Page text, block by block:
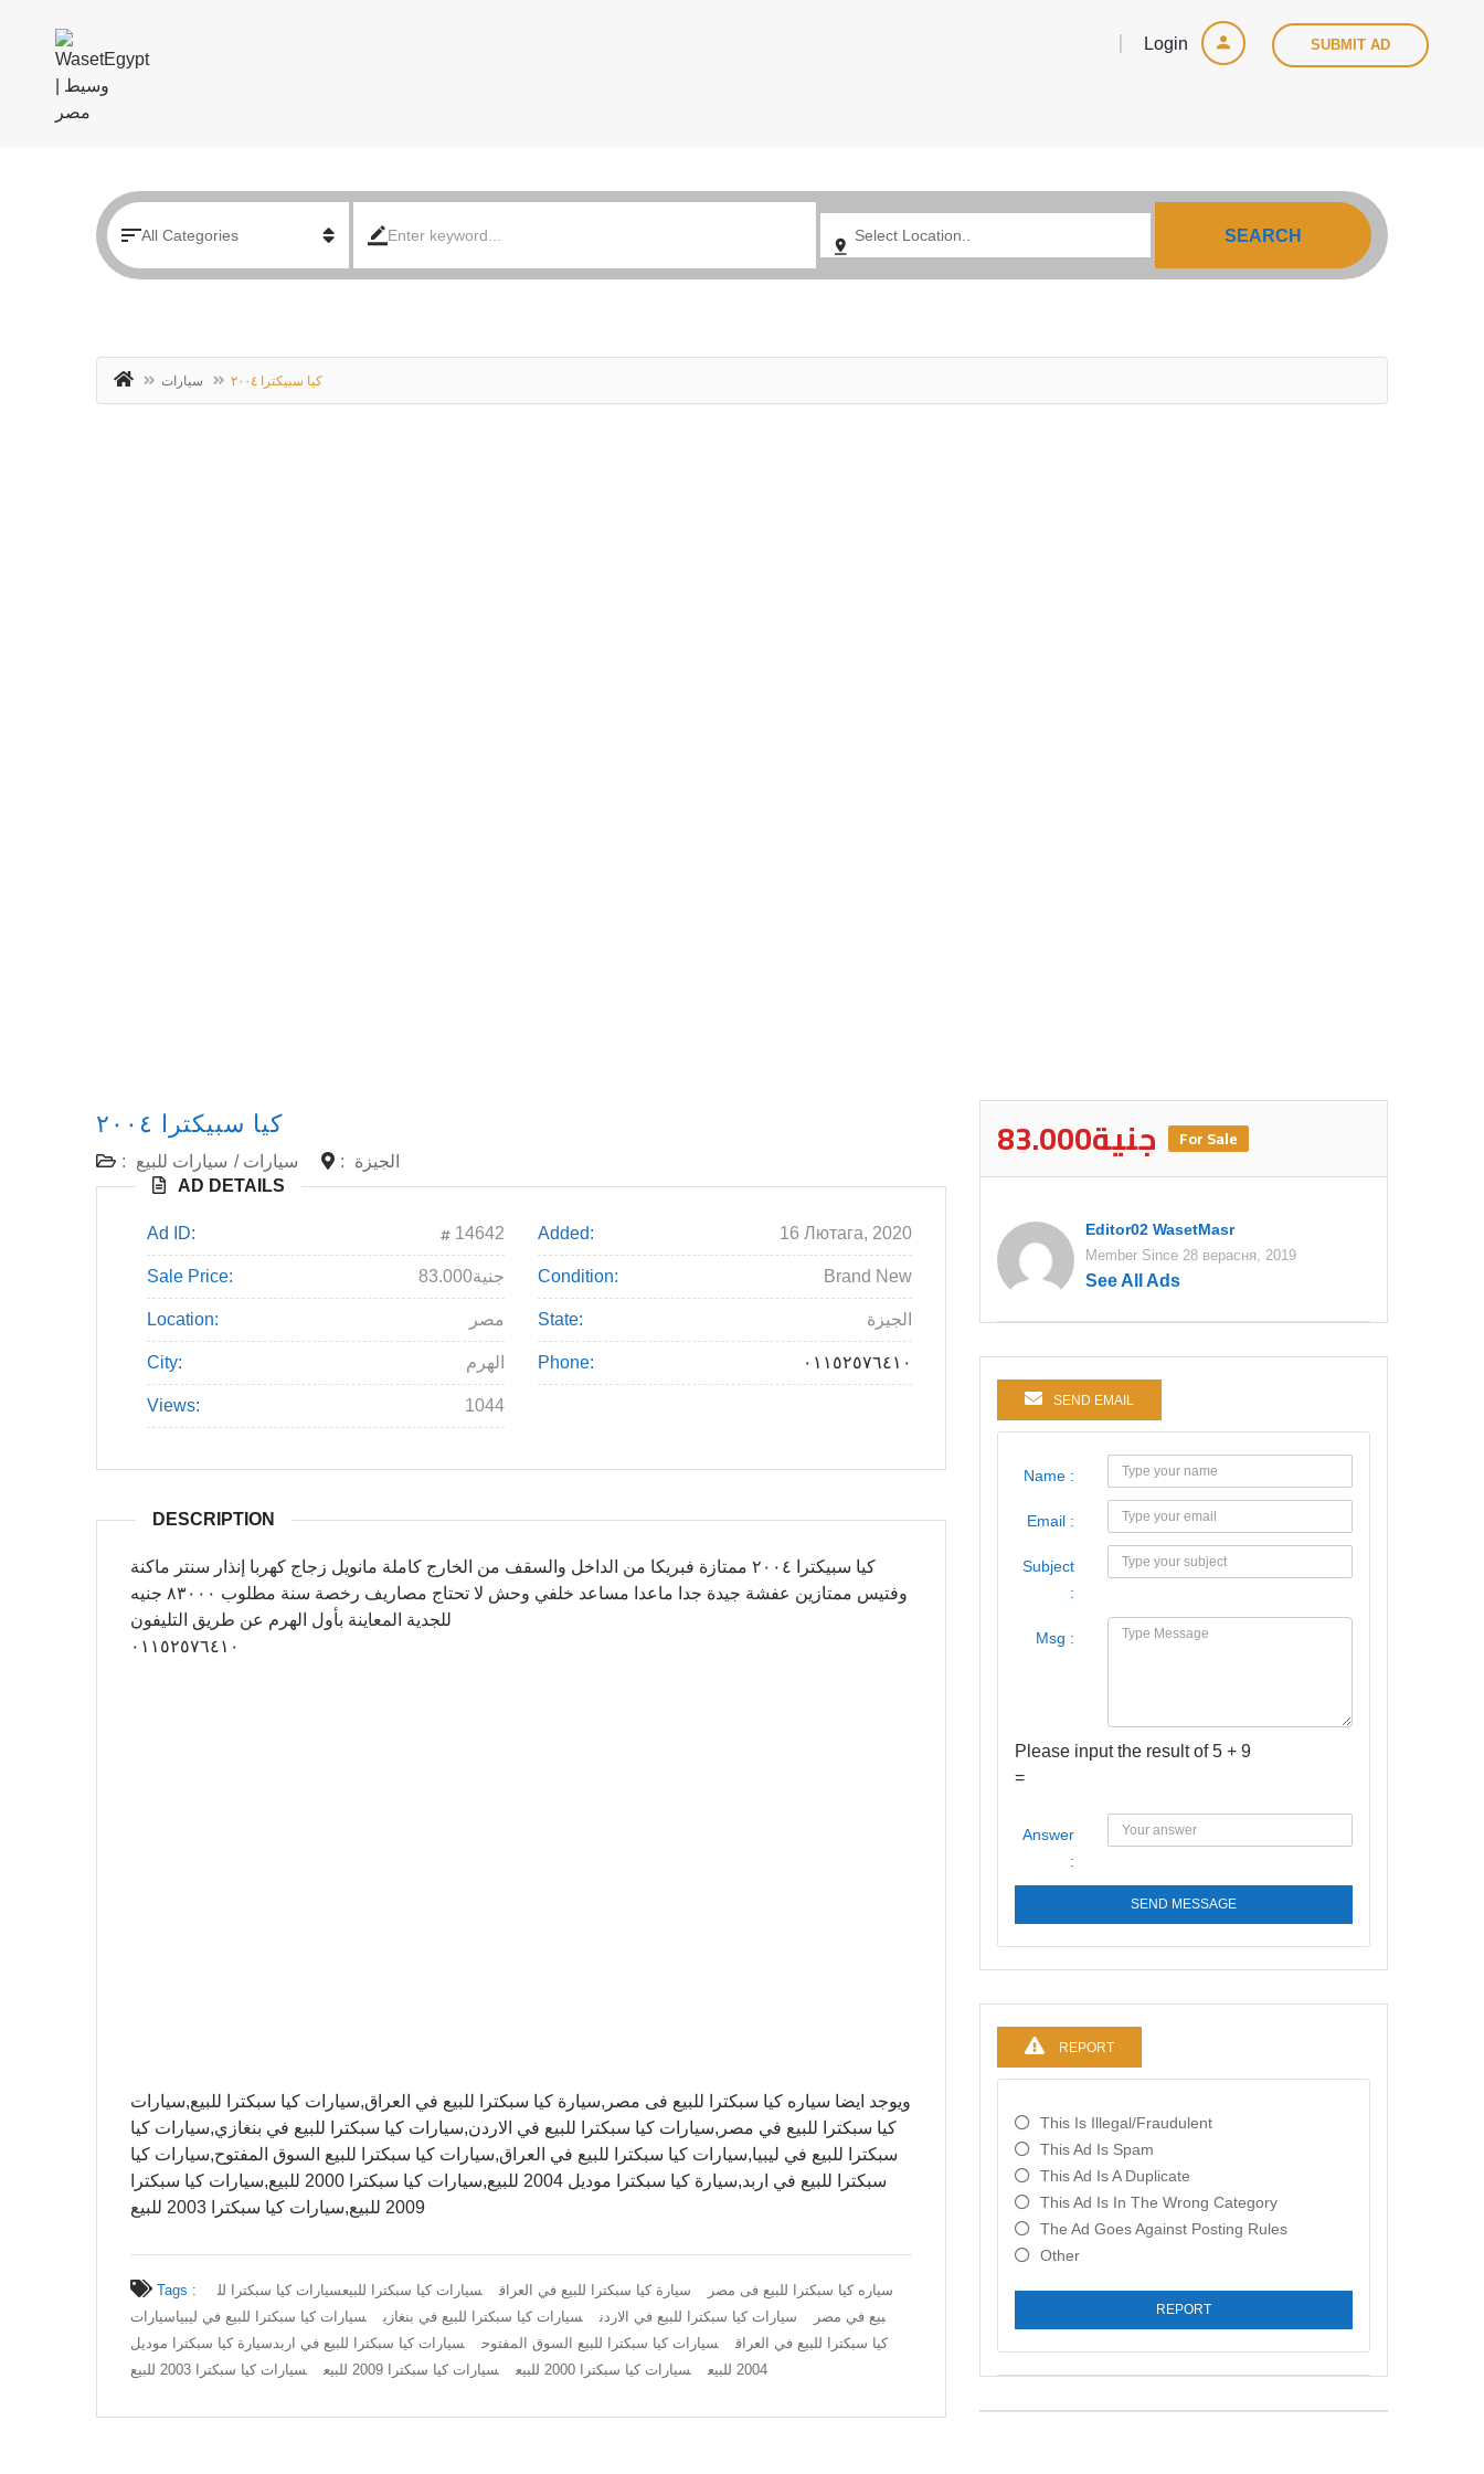
Login SUBMIT AD
SEARCH
سيارات ‏‏‏‏‏كيا سبيكترا ٢٠٠٤‏
‏‏‏‏‏كيا سبيكترا ٢٠٠٤‏
: سيارات / سيارات للبيع :
الجيزة
AD DETAILS
Ad ID: 14642 Added: 16 Лютага, 2020
Sale Price: 83.000جنية Condition: Brand New
Location: مصر State: الجيزة
City: الهرم Phone: ٠١١٥٢٥٧٦٤١٠
Views: 1044
DESCRIPTION
كيا سبيكترا ٢٠٠٤ ممتازة فبريكا من الداخل والسقف من الخارج كاملة مانويل زجاج كهربا إنذار سنتر ماكنة
وفتيس ممتازين عفشة جيدة جدا ماعدا مساعد خلفي وحش لا تحتاج مصاريف رخصة سنة مطلوب ٨٣٠٠٠ جنيه
للجدية المعاينة بأول الهرم عن طريق التليفون
٠١١٥٢٥٧٦٤١٠
ويوجد ايضا سياره كيا سبكترا للبيع فى مصر,سيارة كيا سبكترا للبيع في العراق,سيارات كيا سبكترا للبيع,سيارات
كيا سبكترا للبيع في مصر,سيارات كيا سبكترا للبيع في الاردن,سيارات كيا سبكترا للبيع في بنغازي,سيارات كيا
سبكترا للبيع في ليبيا,سيارات كيا سبكترا للبيع في العراق,سيارات كيا سبكترا للبيع السوق المفتوح,سيارات كيا
سبكترا للبيع في اربد,سيارة كيا سبكترا موديل 2004 للبيع,سيارات كيا سبكترا 2000 للبيع,سيارات كيا سبكترا
2009 للبيع,سيارات كيا سبكترا 2003 للبيع
Tags : سياره كيا سبكترا للبيع فى مصر سيارة كيا سبكترا للبيع في العراق سيارات كيا سبكترا للبيعسيارات كيا سبكترا لل
بيع في مصر
سيارات كيا سبكترا للبيع في الاردن سيارات كيا سبكترا للبيع في بنغازي سيارات كيا سبكترا للبيع في ليبياسيارات
كيا سبكترا للبيع في العراق
سيارات كيا سبكترا للبيع السوق المفتوح سيارات كيا سبكترا للبيع في اربدسيارة كيا سبكترا موديل
2004 للبيع
سيارات كيا سبكترا 2000 للبيع سيارات كيا سبكترا 2009 للبيع سيارات كيا سبكترا 2003 للبيع
83.000جنية For Sale
Editor02 WasetMasr
Member Since 28 верасня, 2019
See All Ads
SEND EMAIL
Name :
Email :
Subject
:
Msg :
Please input the result of 5 + 9
=
Answer
:
SEND MESSAGE
REPORT
This Is Illegal/fraudulent
This Ad Is Spam
This Ad Is A Duplicate
This Ad Is In The Wrong Category
The Ad Goes Against Posting Rules
Other
REPORT